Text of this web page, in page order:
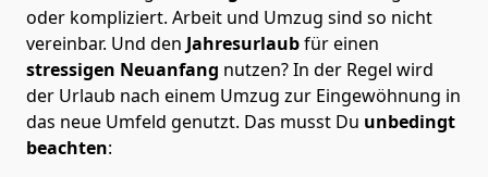
oder kompliziert. Arbeit und Umzug sind so nicht
vereinbar. Und den Jahresurlaubfür einen
stressigen Neuanfang nutzen? In der Regel wird
der Urlaub nach einem Umzug zur Eingewöhnung in
das neue Umfeld genutzt. Das musst Du unbedingt
beachten: